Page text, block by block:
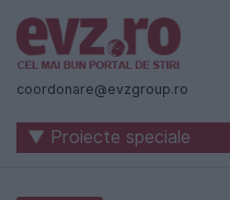
Știri
naționale
internaționale
coordonare@evzgroup.ro
▼ Proiecte speciale